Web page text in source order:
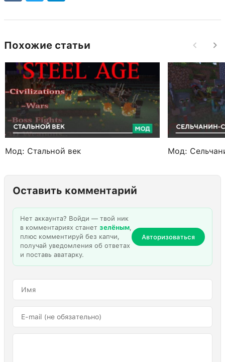
Похожие статьи
Мод: Стальной век Мод:
Оставить комментарий
Нет аккаунта? Войди — твой ник
в комментариях станет зелёным,
плюс комментируй без капчи,
получай уведомления об ответах
и поставь аватарку.
Авторизоваться